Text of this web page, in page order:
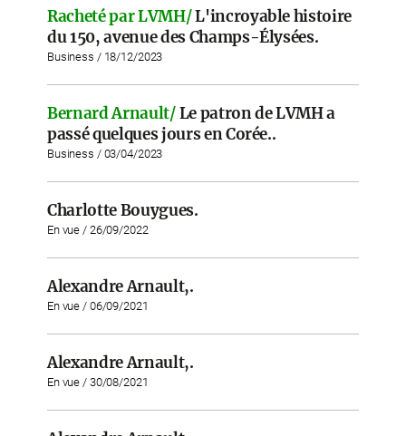
Racheté par LVMH/L'incroyable histoire
du 150, avenue des Champs-Élysées.
Business / 18/12/2023
Bernard Arnault/ Le patron de LVMH a
passé quelques jours en Corée..
Business / 03/04/2023
Charlotte Bouygues.
En vue / 26/09/2022
Alexandre Arnault,.
En vue / 06/09/2021
Alexandre Arnault,.
En vue / 30/08/2021